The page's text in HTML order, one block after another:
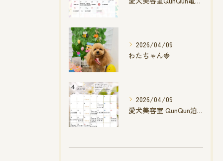
2026/04/09
わたちゃん🍓
2026/04/09
愛犬美容室 QunQun泊店 4月空き状況です